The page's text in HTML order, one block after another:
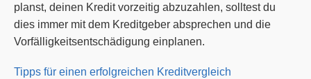
planst, deinen Kredit vorzeitig abzuzahlen, solltest du
dies immer mit dem Kreditgeber absprechen und die
Vorfälligkeitsentschädigung einplanen.
Tipps für einen erfolgreichen Kreditvergleich